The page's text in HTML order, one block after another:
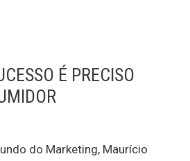
É PRECISO
do Marketing, Maurício